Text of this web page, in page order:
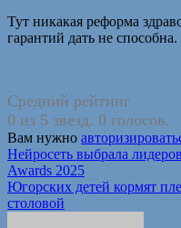
Тут никакая реформа
гарантий дать не способна.
Средний рейтинг
0 из 5 звезд. 0 голосов.
Вам нужно
Навигация
по
записям
Нейросеть выбрала
Awards 2025
Югорских детей кормят
столовой